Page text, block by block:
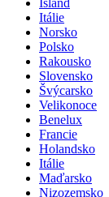
Island
Itálie
Norsko
Polsko
Rakousko
Slovensko
Švýcarsko
Velikonoce
Benelux
Francie
Holandsko
Itálie
Maďarsko
Nizozemsko